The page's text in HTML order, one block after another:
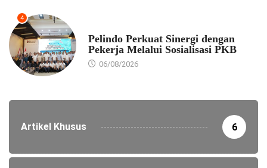
4
Pelindo Perkuat Sinergi dengan
Pekerja Melalui Sosialisasi PKB
06/08/2026
Artikel Khusus 6